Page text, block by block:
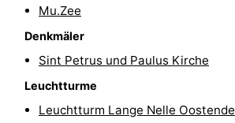
Städte
Sport
Schwimmbader
Radfahren
Mu.Zee
Denkmäler
Sint Petrus und Paulus Kirche
Leuchtturme
Leuchtturm Lange Nelle Oostende